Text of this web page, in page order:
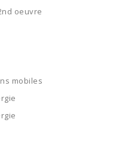
oeuvre
mobiles